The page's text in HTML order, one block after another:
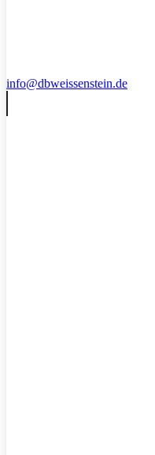
info@dbweissenstein.de